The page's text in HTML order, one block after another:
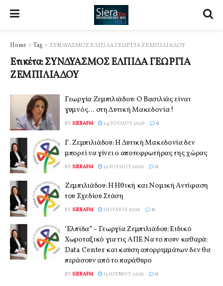
Home Tag ΣΥΝΔΥΑΣΜΟΣ ΕΛΠΙΔΑ ΓΕΩΡΓΙΑ ΖΕΜΠΙΛΙΑΔΟΥ
Ετικέτα:ΣΥΝΔΥΑΣΜΟΣ ΕΛΠΙΔΑ ΓΕΩΡΓΙΑ
ΖΕΜΠΙΛΙΑΔΟΥ
Γεωργία Ζεμπιλιάδου: Ο Βασιλιάς είναι
γυμνός… στη Δυτική Μακεδονία !
BY SIERAFM 24 ΙΟΥΛΊΟΥ 2026 0
Γ. Ζεμπιλιάδου: Η Δυτική Μακεδονία δεν
μπορεί να γίνει ο αποτεφρωτήρας της χώρας
BY SIERAFM 22 ΙΟΥΛΊΟΥ 2026 0
Ζεμπιλιάδου: Η Ηθική και Νομική Αντίφαση
του Σχεδίου Στάση
BY SIERAFM 1 ΙΟΥΛΊΟΥ 2026 0
‘Ελπίδα” – Γεωργία Ζεμπιλιάδου: Ειδικό
Χωροταξικό για τις ΑΠΕ Να το πουν καθαρά:
Data Center και καύση απορριμμάτων δεν θα
περάσουν από το παράθυρο
BY SIERAFM 13 ΙΟΥΝΊΟΥ 2026 0